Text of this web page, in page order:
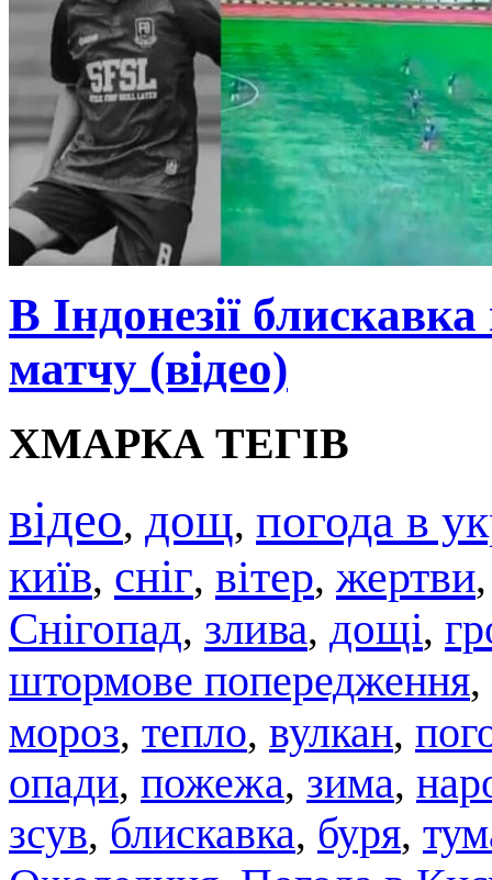
В Індонезії
матчу (відео)
ХМАРКА ТЕГІВ
відео, дощ, погода в
київ, сніг, вітер, жертви
Снігопад, злива, дощі,
штормове попередження,
мороз, тепло, вулкан,
опади, пожежа, зима,
зсув, блискавка, буря,